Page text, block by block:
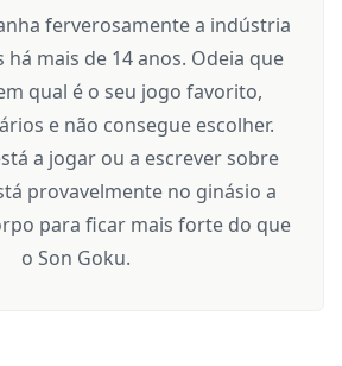
ferverosamente a indústria
há mais de 14 anos. Odeia que
qual é o seu jogo favorito,
e não consegue escolher.
a jogar ou a escrever sobre
provavelmente no ginásio a
para ficar mais forte do que
o Son Goku.